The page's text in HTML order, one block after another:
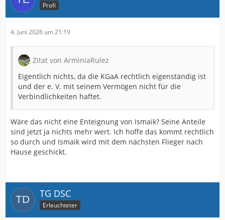
Profi
4. Juni 2026 um 21:19
Zitat von ArminiaRulez
Eigentlich nichts, da die KGaA rechtlich eigenständig ist
und der e. V. mit seinem Vermögen nicht für die
Verbindlichkeiten haftet.
Wäre das nicht eine Enteignung von Ismaik? Seine Anteile
sind jetzt ja nichts mehr wert. Ich hoffe das kommt rechtlich
so durch und Ismaik wird mit dem nächsten Flieger nach
Hause geschickt.
TG DSC
Erleuchteter